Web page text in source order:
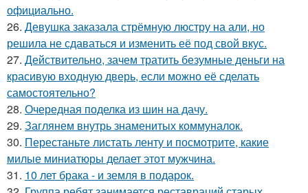
официально.
26. Девушка заказала стрёмную люстру на али, но
решила не сдаваться и изменить её под свой вкус.
27. Действительно, зачем тратить безумные деньги на
красивую входную дверь, если можно её сделать
самостоятельно?
28. Очередная поделка из шин на дачу.
29. Заглянем внутрь знаменитых коммуналок.
30. Перестаньте листать ленту и посмотрите, какие
милые миниатюры делает этот мужчина.
31. 10 лет брака - и земля в подарок.